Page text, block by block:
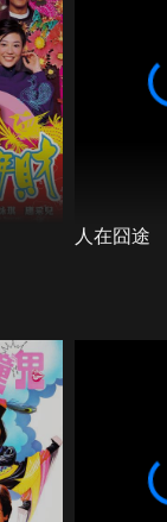
人在囧途